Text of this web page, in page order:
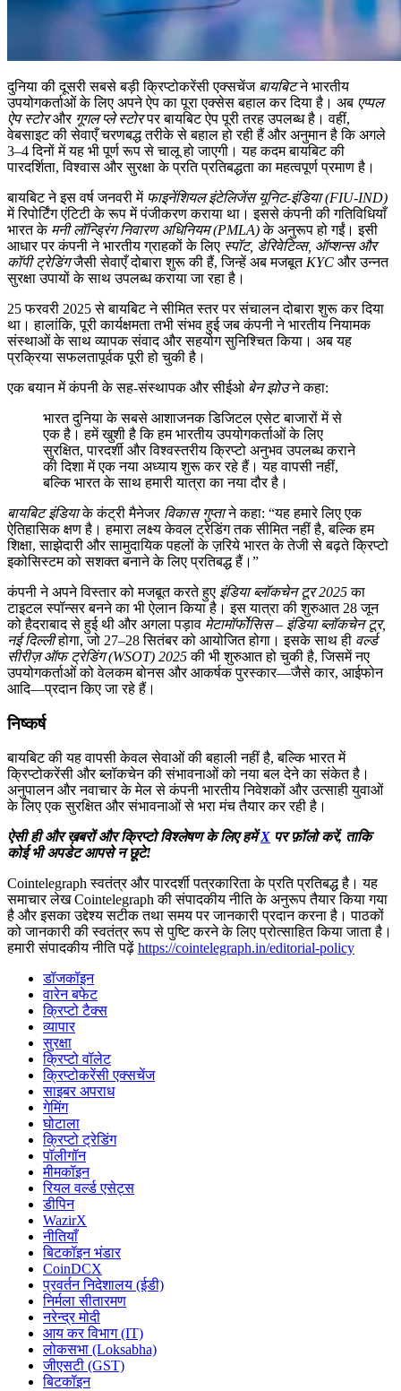
दुनिया की दूसरी सबसे बड़ी क्रिप्टोकरेंसी एक्सचेंज बायबिटने भारतीय
उपयोगकर्ताओं के लिए अपने ऐप का पूरा एक्सेस बहाल कर दिया है। अब एप्पल
ऐप स्टोरऔर गूगल प्ले स्टोरपर बायबिट ऐप पूरी तरह उपलब्ध है। वहीं,
वेबसाइट की सेवाएँ चरणबद्ध तरीके से बहाल हो रही हैं और अनुमान है कि अगले
3–4 दिनों में यह भी पूर्ण रूप से चालू हो जाएगी। यह कदम बायबिट की
पारदर्शिता, विश्वास और सुरक्षा के प्रति प्रतिबद्धता का महत्वपूर्ण प्रमाण है।
बायबिट ने इस वर्ष जनवरी में फाइनेंशियल इंटेलिजेंस यूनिट-इंडिया (FIU-IND)
में रिपोर्टिंग एंटिटी के रूप में पंजीकरण कराया था। इससे कंपनी की गतिविधियाँ
भारत के मनी लॉन्ड्रिंग निवारण अधिनियम (PMLA)के अनुरूप हो गईं। इसी
आधार पर कंपनी ने भारतीय ग्राहकों के लिए स्पॉट, डेरिवेटिव्स, ऑप्शन्स और
कॉपी ट्रेडिंगजैसी सेवाएँ दोबारा शुरू की हैं, जिन्हें अब मजबूत KYC और उन्नत
सुरक्षा उपायों के साथ उपलब्ध कराया जा रहा है।
25 फरवरी 2025 से बायबिट ने सीमित स्तर पर संचालन दोबारा शुरू कर दिया
था। हालांकि, पूरी कार्यक्षमता तभी संभव हुई जब कंपनी ने भारतीय नियामक
संस्थाओं के साथ व्यापक संवाद और सहयोग सुनिश्चित किया। अब यह
प्रक्रिया सफलतापूर्वक पूरी हो चुकी है।
एक बयान में कंपनी के सह-संस्थापक और सीईओ बेन झोउने कहा:
भारत दुनिया के सबसे आशाजनक डिजिटल एसेट बाजारों में से
एक है। हमें खुशी है कि हम भारतीय उपयोगकर्ताओं के लिए
सुरक्षित, पारदर्शी और विश्वस्तरीय क्रिप्टो अनुभव उपलब्ध कराने
की दिशा में एक नया अध्याय शुरू कर रहे हैं। यह वापसी नहीं,
बल्कि भारत के साथ हमारी यात्रा का नया दौर है।
बायबिट इंडियाके कंट्री मैनेजर विकास गुप्ताने कहा: “यह हमारे लिए एक
ऐतिहासिक क्षण है। हमारा लक्ष्य केवल ट्रेडिंग तक सीमित नहीं है, बल्कि हम
शिक्षा, साझेदारी और सामुदायिक पहलों के ज़रिये भारत के तेजी से बढ़ते क्रिप्टो
इकोसिस्टम को सशक्त बनाने के लिए प्रतिबद्ध हैं।”
कंपनी ने अपने विस्तार को मजबूत करते हुए इंडिया ब्लॉकचेन टूर 2025का
टाइटल स्पॉन्सर बनने का भी ऐलान किया है। इस यात्रा की शुरुआत 28 जून
को हैदराबाद से हुई थी और अगला पड़ाव मेटामॉर्फोसिस – इंडिया ब्लॉकचेन टूर,
नई दिल्लीहोगा, जो 27–28 सितंबर को आयोजित होगा। इसके साथ ही वर्ल्ड
सीरीज़ ऑफ ट्रेडिंग (WSOT) 2025की भी शुरुआत हो चुकी है, जिसमें नए
उपयोगकर्ताओं को वेलकम बोनस और आकर्षक पुरस्कार—जैसे कार, आईफोन
आदि—प्रदान किए जा रहे हैं।
निष्कर्ष
बायबिट की यह वापसी केवल सेवाओं की बहाली नहीं है, बल्कि भारत में
क्रिप्टोकरेंसी और ब्लॉकचेन की संभावनाओं को नया बल देने का संकेत है।
अनुपालन और नवाचार के मेल से कंपनी भारतीय निवेशकों और उत्साही युवाओं
के लिए एक सुरक्षित और संभावनाओं से भरा मंच तैयार कर रही है।
ऐसी ही और ख़बरों और क्रिप्टो विश्लेषण के लिए हमेंX पर फ़ॉलो करें, ताकि
कोई भी अपडेट आपसे न छूटे!
Cointelegraph स्वतंत्र और पारदर्शी पत्रकारिता के प्रति प्रतिबद्ध है। यह
समाचार लेख Cointelegraph की संपादकीय नीति के अनुरूप तैयार किया गया
है और इसका उद्देश्य सटीक तथा समय पर जानकारी प्रदान करना है। पाठकों
को जानकारी की स्वतंत्र रूप से पुष्टि करने के लिए प्रोत्साहित किया जाता है।
हमारी संपादकीय नीति पढ़ें https://cointelegraph.in/editorial-policy
डॉजकॉइन
वारेन बफेट
क्रिप्टो टैक्स
व्यापार
सुरक्षा
क्रिप्टो वॉलेट
क्रिप्टोकरेंसी एक्सचेंज
साइबर अपराध
गेमिंग
घोटाला
क्रिप्टो ट्रेडिंग
पॉलीगॉन
मीमकॉइन
रियल वर्ल्ड एसेट्स
डीपिन
WazirX
नीतियाँ
बिटकॉइन भंडार
CoinDCX
प्रवर्तन निदेशालय (ईडी)
निर्मला सीतारमण
नरेन्द्र मोदी
आय कर विभाग (IT)
लोकसभा (Loksabha)
जीएसटी (GST)
बिटकॉइन